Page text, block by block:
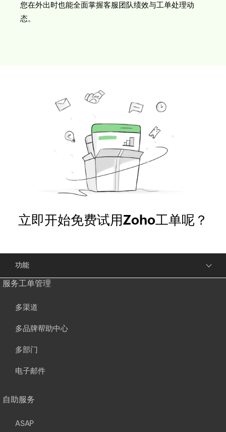
您在外出时也能全面掌握客服团队绩效与工单处理动
态。
立即开始免费试用Zoho工单呢？
功能
服务工单管理
多渠道
多品牌帮助中心
多部门
电子邮件
自助服务
ASAP